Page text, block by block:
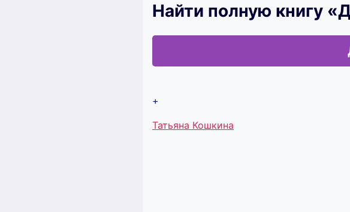
Найти полную книгу
+
Метки
Татьяна Кошкина